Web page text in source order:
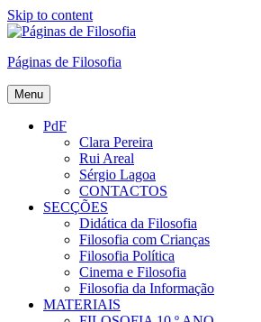
Skip to content
Páginas de Filosofia
Menu
PdF
Clara Pereira
Rui Areal
Sérgio Lagoa
CONTACTOS
SECÇÕES
Didática da Filosofia
Filosofia com Crianças
Filosofia Política
Cinema e Filosofia
Filosofia da Informação
MATERIAIS